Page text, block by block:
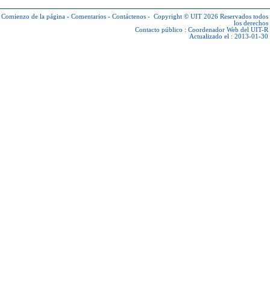
Comienzo de la página - Comentarios - Contáctenos - Copyright © UIT 2026 Reservados todos
los derechos
Contacto público : Coordenador Web del UIT-R
Actualizado el : 2013-01-30